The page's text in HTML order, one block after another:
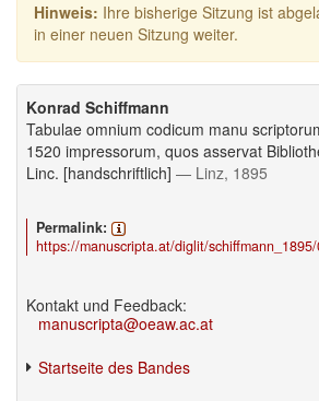
Hinweis: Ihre bisherige Sitzung ist
in einer neuen Sitzung weiter.
Konrad Schiffmann
Tabulae omnium codicum manu
1520 impressorum, quos asservat
Linc. [handschriftlich] — Linz, 1895
Permalink:
https://manuscripta.at/diglit/
Kontakt und Feedback:
manuscripta@oeaw.ac.at
Startseite des Bandes